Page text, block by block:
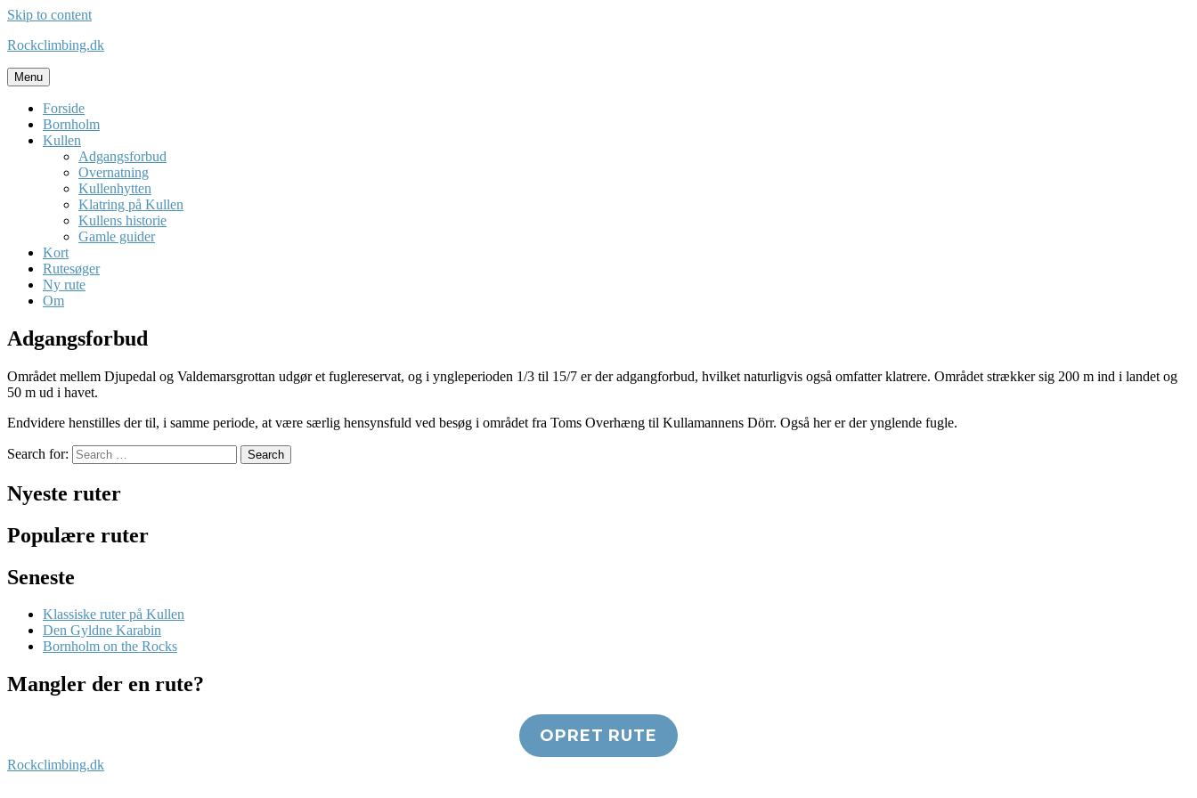
Skip to content
Rockclimbing.dk
Menu
Forside
Bornholm
Kullen
Adgangsforbud
Overnatning
Kullenhytten
Klatring på Kullen
Kullens historie
Gamle guider
Kort
Rutesøger
Ny rute
Om
Adgangsforbud
Området mellem Djupedal og Valdemarsgrottan udgør et fuglereservat, og i yngleperioden 1/3 til 15/7 er der adgangforbud, hvilket naturligvis også omfatter klatrere. Området strækker sig 200 m ind i landet og
50 m ud i havet.
Endvidere henstilles der til, i samme periode, at være særlig hensynsfuld ved besøg i området fra Toms Overhæng til Kullamannens Dörr. Også her er der ynglende fugle.
Search for: Search
Nyeste ruter
Populære ruter
Seneste
Klassiske ruter på Kullen
Den Gyldne Karabin
Bornholm on the Rocks
Mangler der en rute?
OPRET RUTE
Rockclimbing.dk